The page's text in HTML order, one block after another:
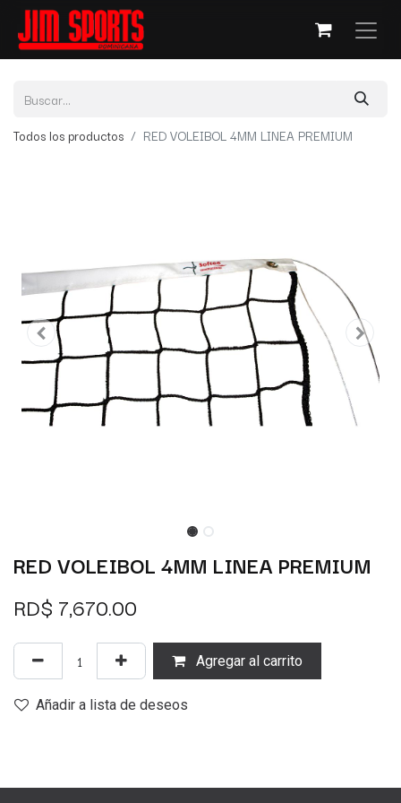
Todos los productos RED VOLEIBOL 4MM LINEA PREMIUM
RED VOLEIBOL 4MM LINEA PREMIUM
RD$ 7,670.00
Agregar al carrito
Añadir a lista de deseos